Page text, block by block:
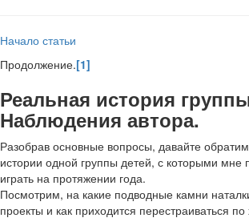
Начало статьи
Продолжение.[1]
Реальная история
Наблюдения автора.
Разобрав основные вопросы, давайте
истории одной группы детей, с которыми мне
играть на протяжении года.
Посмотрим, на какие подводные камни
проекты и как приходится перестраиваться